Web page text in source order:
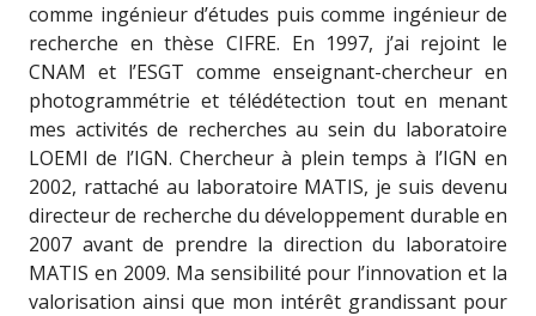
comme ingénieur d’études puis comme ingénieur de
recherche en thèse CIFRE. En 1997, j’ai rejoint le
CNAM et l’ESGT comme enseignant-chercheur en
photogrammétrie et télédétection tout en menant
mes activités de recherches au sein du laboratoire
LOEMI de l’IGN. Chercheur à plein temps à l’IGN en
2002, rattaché au laboratoire MATIS, je suis devenu
directeur de recherche du développement durable en
2007 avant de prendre la direction du laboratoire
MATIS en 2009. Ma sensibilité pour l’innovation et la
valorisation ainsi que mon intérêt grandissant pour